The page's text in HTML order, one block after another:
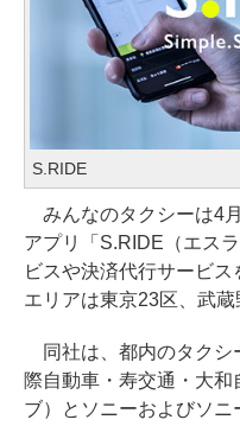
S.RIDE
みんなのタクシーは4
アプリ「S.RIDE（エス
ビスや決済代行サービ
エリアは東京23区、武蔵
同社は、都内のタクシ
際自動車・寿交通・大
ブ）とソニーおよびソ